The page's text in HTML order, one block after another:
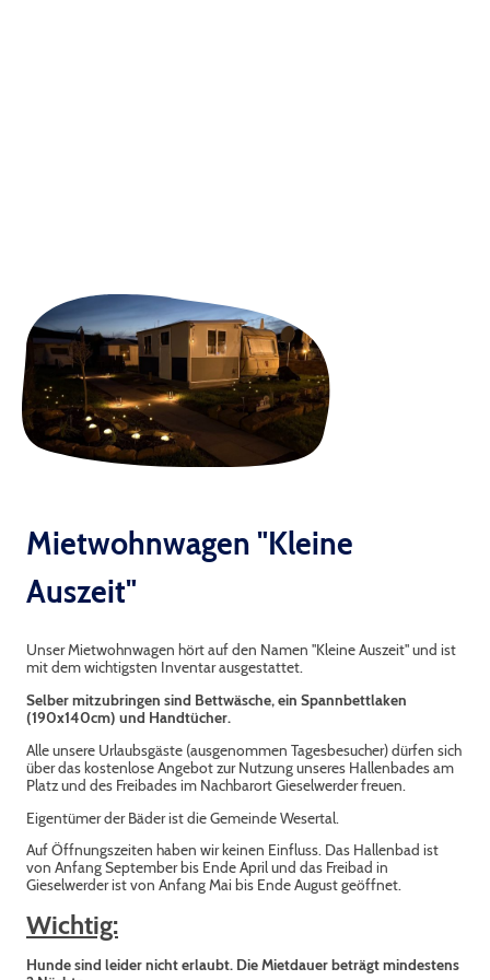
Mietwohnwagen "Kleine
Auszeit"
Unser Mietwohnwagen hört auf den Namen "Kleine Auszeit" und ist
mit dem wichtigsten Inventar ausgestattet.
Selber mitzubringen sind Bettwäsche, ein Spannbettlaken
(190x140cm) und Handtücher.
Alle unsere Urlaubsgäste (ausgenommen Tagesbesucher) dürfen sich
über das kostenlose Angebot zur Nutzung unseres Hallenbades am
Platz und des Freibades im Nachbarort Gieselwerder freuen.
Eigentümer der Bäder ist die Gemeinde Wesertal.
Auf Öffnungszeiten haben wir keinen Einfluss. Das Hallenbad ist
von Anfang September bis Ende April und das Freibad in
Gieselwerder ist von Anfang Mai bis Ende August geöffnet.
Wichtig:
Hunde sind leider nicht erlaubt. Die Mietdauer beträgt mindestens